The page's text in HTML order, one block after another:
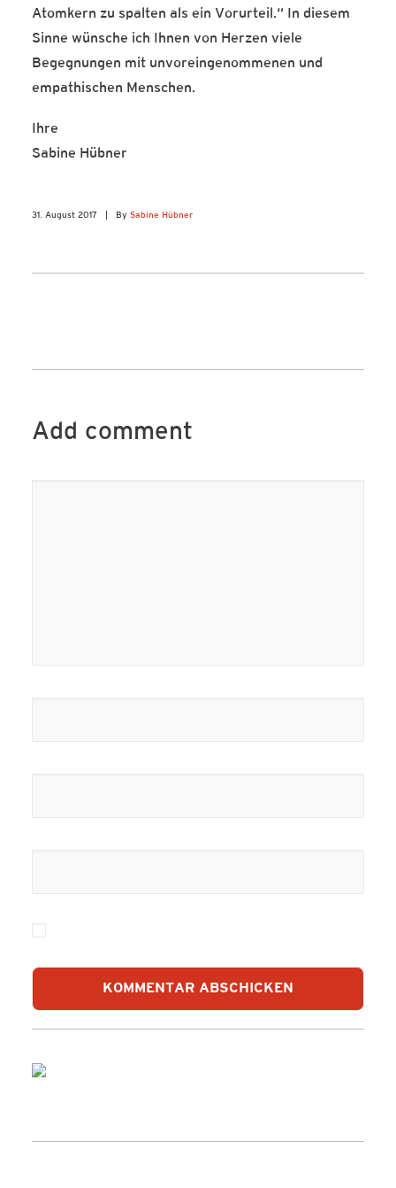
Atomkern zu spalten als ein Vorurteil.“ In diesem
Sinne wünsche ich Ihnen von Herzen viele
Begegnungen mit unvoreingenommenen und
empathischen Menschen.
Ihre
Sabine Hübner
31. August 2017 By Sabine Hübner
Add comment